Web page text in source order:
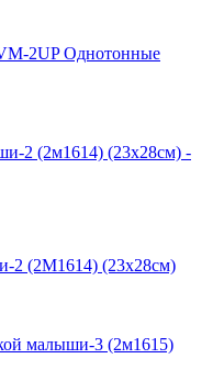
2UP Однотонные
2 (2М1614) (23x28см)